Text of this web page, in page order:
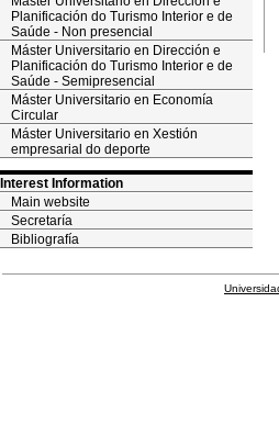
Planificación do Turismo Interior e de
Saúde - Non presencial
Máster Universitario en Dirección e
Planificación do Turismo Interior e de
Saúde - Semipresencial
Máster Universitario en Economía
Circular
Máster Universitario en Xestión
empresarial do deporte
Interest Information
Main website
Secretaría
Bibliografía